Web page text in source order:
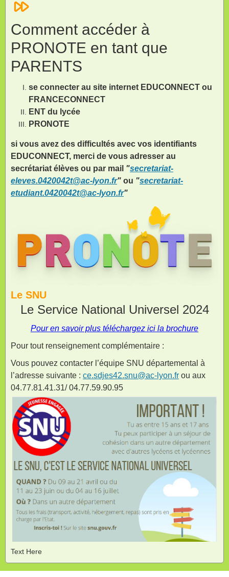
Comment accéder à
PRONOTE en tant que
PARENTS
se connecter au site internet EDUCONNECT ou
FRANCECONNECT
ENT du lycée
PRONOTE
si vous avez des difficultés avec vos identifiants
EDUCONNECT, merci de vous adresser au
secrétariat élèves ou par mail "secretariat-
eleves.0420042t@ac-lyon.fr" ou "secretariat-
etudiant.0420042t@ac-lyon.fr"
Le SNU
Le Service National Universel 2024
Pour en savoir plus téléchargez ici la brochure
Pour tout renseignement complémentaire :
Vous pouvez contacter l’équipe SNU départemental à
l’adresse suivante : ce.sdjes42.snu@ac-lyon.fr ou aux
04.77.81.41.31/ 04.77.59.90.95
Text Here